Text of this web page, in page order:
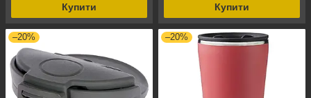
Купити Купити
–20% –20%